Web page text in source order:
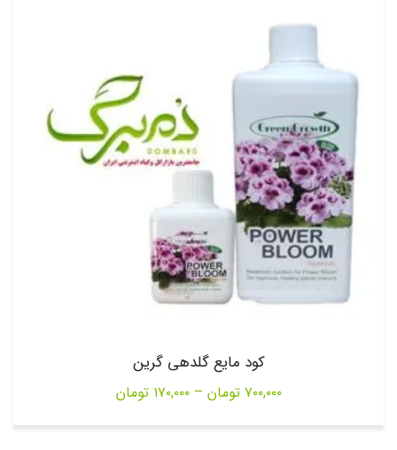
کود مایع گلدهی گرین
۷۰۰,۰۰۰ تومان – ۱۷۰,۰۰۰ تومانPrice